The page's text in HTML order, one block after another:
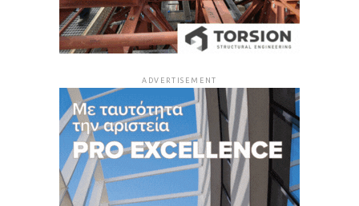
ADVERTISEMENT